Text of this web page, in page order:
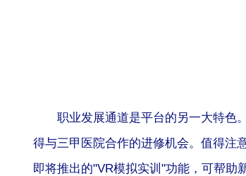
职业发展通道是平台的另一大特色
得与三甲医院合作的进修机会。值得注
即将推出的"VR模拟实训"功能，可帮助